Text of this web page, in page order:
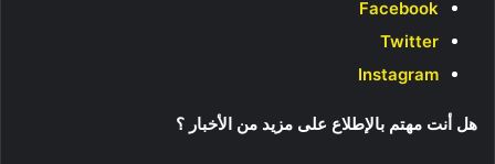
Facebook
Twitter
Instagram
هل أنت مهتم بالإطلاع على مزيد من الأخبار ؟